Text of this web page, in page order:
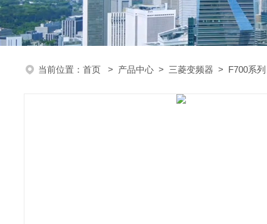
当前位置： 首页 > 产品中心 > 三菱变频器 > F700系列